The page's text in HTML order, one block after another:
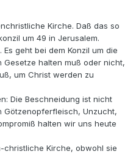
Kirche. Daß das so
um 49 in Jerusalem.
geht bei dem Konzil um die
halten muß oder nicht,
um Christ werden zu
Die Beschneidung ist nicht
Götzenopferfleisch, Unzucht,
halten wir uns heute
christliche Kirche, obwohl sie